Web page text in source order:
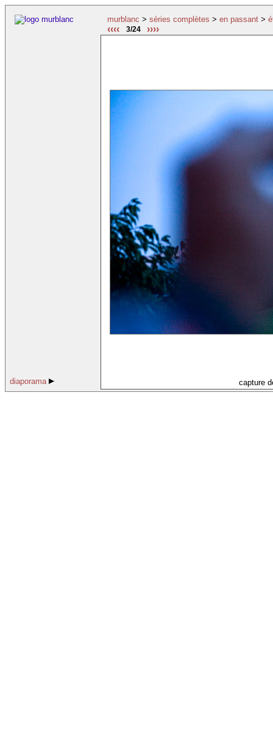
murblanc > séries complètes > en passant >
‹‹‹‹ 3/24 ››››
capture
diaporama